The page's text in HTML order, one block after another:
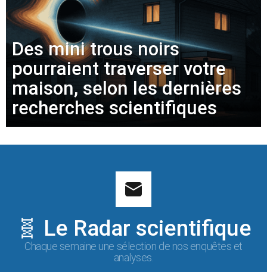
Des mini trous noirs
pourraient traverser votre
maison, selon les dernières
recherches scientifiques
🧬 Le Radar scientifique
Chaque semaine une sélection de nos enquêtes et
analyses.